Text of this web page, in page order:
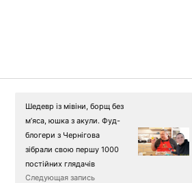
Шедевр із мівіни, борщ без
м’яса, юшка з акули. Фуд-
блогери з Чернігова
зібрали свою першу 1000
постійних глядачів
Следующая запись